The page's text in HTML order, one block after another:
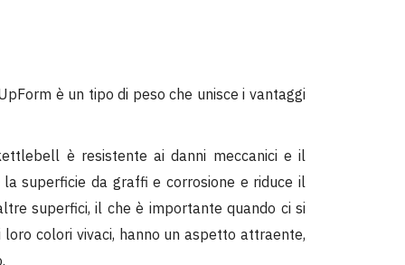
è un tipo di peso che unisce i vantaggi
è resistente ai danni meccanici e il
superficie da graffi e corrosione e riduce il
superfici, il che è importante quando ci si
colori vivaci, hanno un aspetto attraente,